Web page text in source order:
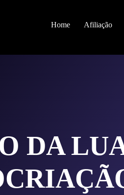
Home Afiliação
DA